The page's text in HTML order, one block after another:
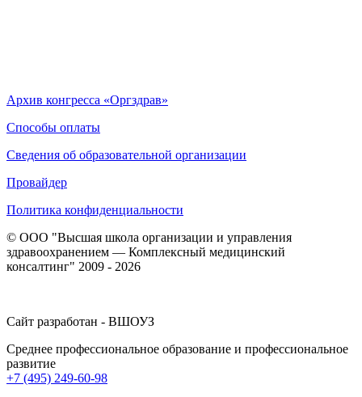
Архив конгресса «Оргздрав»
Способы оплаты
Сведения об образовательной организации
Провайдер
Политика конфиденциальности
© ООО "Высшая школа организации и управления
здравоохранением — Комплексный медицинский
консалтинг" 2009 - 2026
Сайт разработан - ВШОУЗ
Среднее профессиональное образование и профессиональное
развитие
+7 (495) 249-60-98